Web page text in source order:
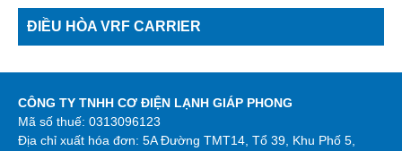
ĐIỀU HÒA VRF CARRIER
CÔNG TY TNHH CƠ ĐIỆN LẠNH GIÁP PHONG
Mã số thuế: 0313096123
Địa chỉ xuất hóa đơn: 5A Đường TMT14, Tổ 39, Khu Phố 5,